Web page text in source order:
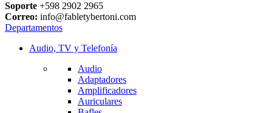
Soporte +598 2902 2965
Correo: info@fabletybertoni.com
Departamentos
Audio, TV y Telefonía
Audio
Adaptadores
Amplificadores
Auriculares